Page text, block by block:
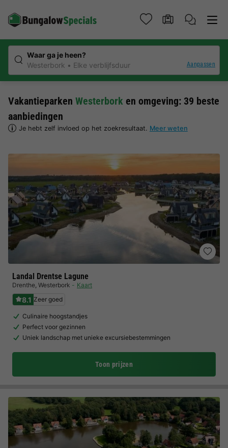
Waar ga je heen?
Westerbork
Elke verblijfsduur Aanpassen
Vakantieparken Westerbork en omgeving: 39 beste
aanbiedingen
Je hebt zelf invloed op het zoekresultaat. Meer weten
Landal Drentse Lagune
Drenthe, Westerbork Kaart
8.1 Zeer goed
Culinaire hoogstandjes
Perfect voor gezinnen
Uniek landschap met unieke excursiebestemmingen
Toon prijzen